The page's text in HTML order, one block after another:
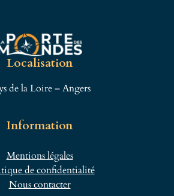
Localisation
de la Loire – Angers
Information
Mentions légales
de confidentialité
Nous contacter